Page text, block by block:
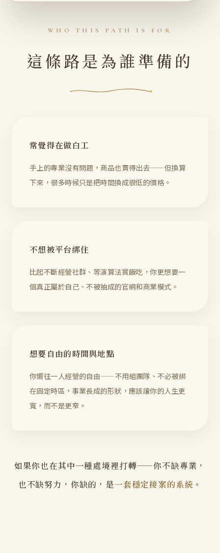
WHO THIS PATH IS FOR
這條路是為誰準備的
常覺得在做白工
手上的專業沒有問題，商品也賣得出去——但換算
下來，很多時候只是把時間換成很低的價格。
不想被平台綁住
比起不斷經營社群、等演算法賞飯吃，你更想要一
個真正屬於自己、不被抽成的官網和商業模式。
想要自由的時間與地點
你嚮往一人經營的自由——不用組團隊、不必被綁
在固定時區，事業長成的形狀，應該讓你的人生更
寬，而不是更窄。
如果你也在其中一種處境裡打轉——你不缺專業，
也不缺努力，你缺的，是一套穩定接案的系統 。